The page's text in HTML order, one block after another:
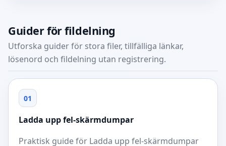
Guider för fildelning
Utforska guider för stora filer, tillfälliga länkar,
lösenord och fildelning utan registrering.
01
Ladda upp fel-skärmdumpar
Praktisk guide för Ladda upp fel-skärmdumpar